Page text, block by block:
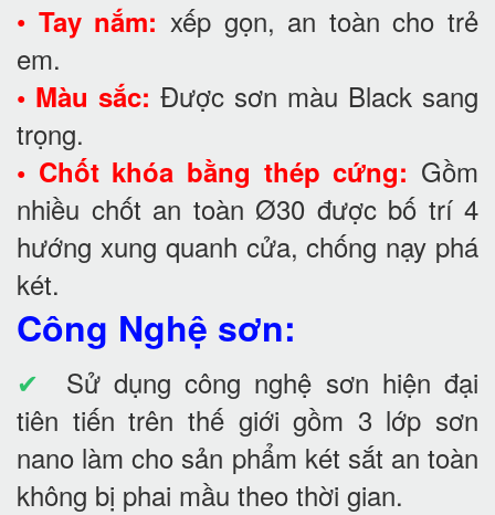
• Tay nắm: xếp gọn, an toàn cho trẻ
em.
• Màu sắc: Được sơn màu Black sang
trọng.
• Chốt khóa bằng thép cứng: Gồm
nhiều chốt an toàn Ø30 được bố trí 4
hướng xung quanh cửa, chống nạy phá
két.
Công Nghệ sơn:
✔ Sử dụng công nghệ sơn hiện đại
tiên tiến trên thế giới gồm 3 lớp sơn
nano làm cho sản phẩm két sắt an toàn
không bị phai mầu theo thời gian.